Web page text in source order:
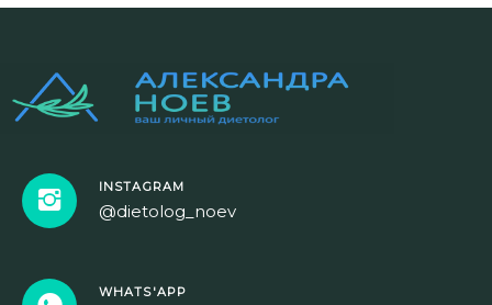
INSTAGRAM
@dietolog_noev
WHATS'APP